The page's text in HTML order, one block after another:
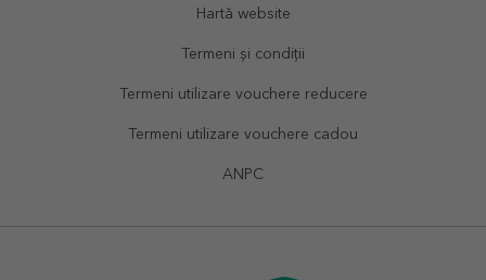
Hartă website
Termeni și condiții
Termeni utilizare vouchere reducere
Termeni utilizare vouchere cadou
ANPC